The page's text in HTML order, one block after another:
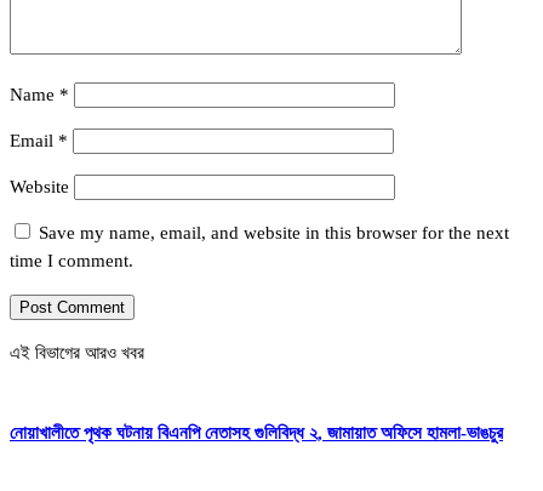
Name *
Email *
Website
Save my name, email, and website in this browser for the next
time I comment.
এই বিভাগের আরও খবর
নোয়াখালীতে পৃথক ঘটনায় বিএনপি নেতাসহ গুলিবিদ্ধ ২, জামায়াত অফিসে হামলা-ভাঙচুর